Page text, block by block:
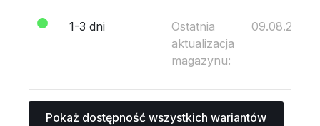
1-3 dni
Ostatnia
aktualizacja
magazynu:
09.08.2026
Pokaż dostępność wszystkich wariantów